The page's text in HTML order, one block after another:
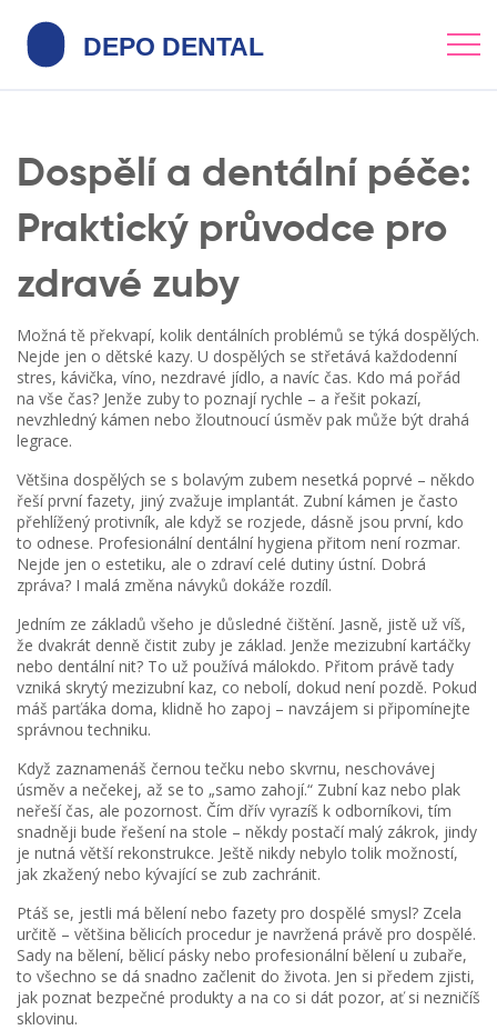
Dospělí a dentální péče:
Praktický průvodce pro
zdravé zuby
Možná tě překvapí, kolik dentálních problémů se týká dospělých.
Nejde jen o dětské kazy. U dospělých se střetává každodenní
stres, kávička, víno, nezdravé jídlo, a navíc čas. Kdo má pořád
na vše čas? Jenže zuby to poznají rychle – a řešit pokazí,
nevzhledný kámen nebo žloutnoucí úsměv pak může být drahá
legrace.
Většina dospělých se s bolavým zubem nesetká poprvé – někdo
řeší první fazety, jiný zvažuje implantát. Zubní kámen je často
přehlížený protivník, ale když se rozjede, dásně jsou první, kdo
to odnese. Profesionální dentální hygiena přitom není rozmar.
Nejde jen o estetiku, ale o zdraví celé dutiny ústní. Dobrá
zpráva? I malá změna návyků dokáže rozdíl.
Jedním ze základů všeho je důsledné čištění. Jasně, jistě už víš,
že dvakrát denně čistit zuby je základ. Jenže mezizubní kartáčky
nebo dentální nit? To už používá málokdo. Přitom právě tady
vzniká skrytý mezizubní kaz, co nebolí, dokud není pozdě. Pokud
máš parťáka doma, klidně ho zapoj – navzájem si připomínejte
správnou techniku.
Když zaznamenáš černou tečku nebo skvrnu, neschovávej
úsměv a nečekej, až se to „samo zahojí.“ Zubní kaz nebo plak
neřeší čas, ale pozornost. Čím dřív vyrazíš k odborníkovi, tím
snadněji bude řešení na stole – někdy postačí malý zákrok, jindy
je nutná větší rekonstrukce. Ještě nikdy nebylo tolik možností,
jak zkažený nebo kývající se zub zachránit.
Ptáš se, jestli má bělení nebo fazety pro dospělé smysl? Zcela
určitě – většina bělicích procedur je navržená právě pro dospělé.
Sady na bělení, bělicí pásky nebo profesionální bělení u zubaře,
to všechno se dá snadno začlenit do života. Jen si předem zjisti,
jak poznat bezpečné produkty a na co si dát pozor, ať si nezničíš
sklovinu.